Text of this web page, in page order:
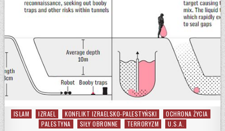
Posted in
ISLAM IZRAEL KONFLIKT IZRAELSKO-PALESTYŃSKI
OCHRONA ŻYCIA
PALESTYNA
SIŁY OBRONNE TERRORYZM U.S.A.